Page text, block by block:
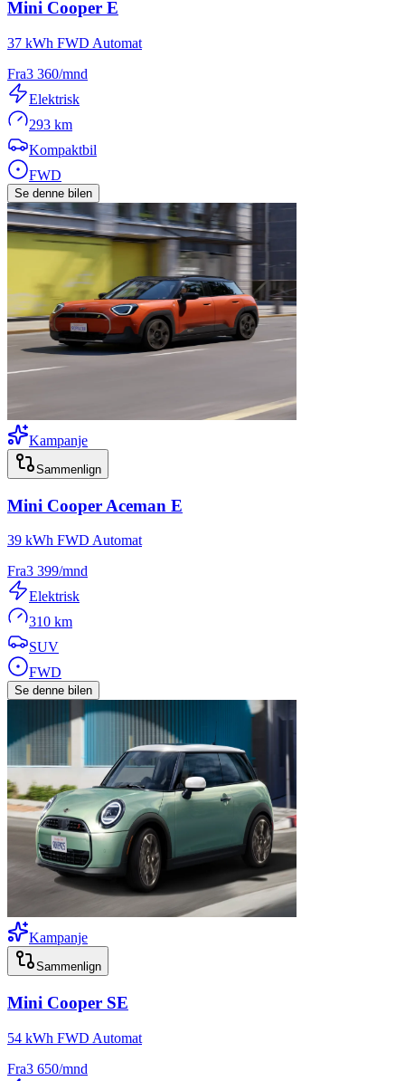
Mini Cooper E
37 kWh FWD Automat
Fra3 360/mnd
Elektrisk
293 km
Kompaktbil
FWD
Se denne bilen
Kampanje
Sammenlign
Mini Cooper Aceman E
39 kWh FWD Automat
Fra3 399/mnd
Elektrisk
310 km
SUV
FWD
Se denne bilen
Kampanje
Sammenlign
Mini Cooper SE
54 kWh FWD Automat
Fra3 650/mnd